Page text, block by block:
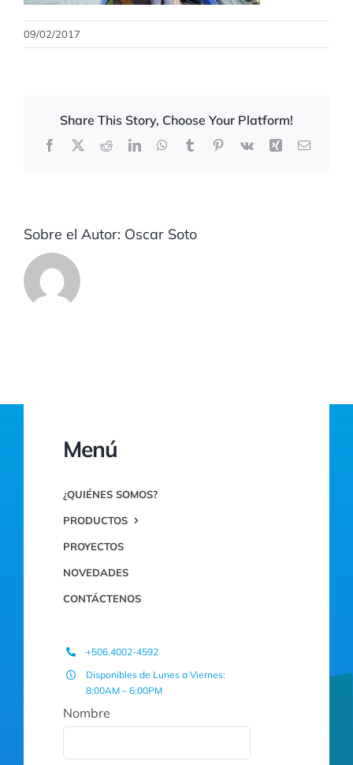
09/02/2017
Share This Story, Choose Your Platform!
Facebook
X RedditLinkedInWhatsApp
TumblrPinterest
Vk Xing Correo
Sobre el Autor: Oscar Soto
Menú
¿QUIÉNES SOMOS?
PRODUCTOS
PROYECTOS
NOVEDADES
CONTÁCTENOS
+506.4002-4592
Disponibles de Lunes a Viernes:
8:00AM – 6:00PM
Nombre